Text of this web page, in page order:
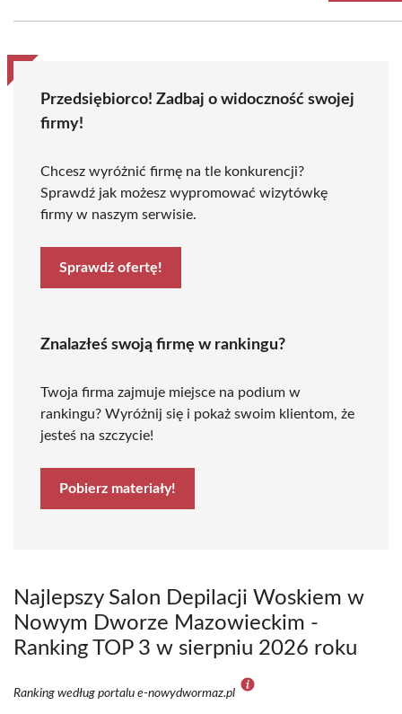
Przedsiębiorco! Zadbaj o widoczność swojej
firmy!
Chcesz wyróżnić firmę na tle konkurencji?
Sprawdź jak możesz wypromować wizytówkę
firmy w naszym serwisie.
Sprawdź ofertę!
Znalazłeś swoją firmę w rankingu?
Twoja firma zajmuje miejsce na podium w
rankingu? Wyróżnij się i pokaż swoim klientom, że
jesteś na szczycie!
Pobierz materiały!
Najlepszy Salon Depilacji Woskiem w
Nowym Dworze Mazowieckim -
Ranking TOP 3 w sierpniu 2026 roku
Ranking według portalu e-nowydwormaz.pl